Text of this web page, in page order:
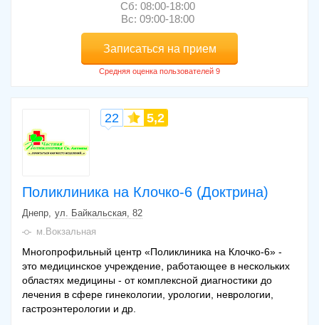
Сб: 08:00-18:00
Вс: 09:00-18:00
Записаться на прием
Поликлиника на Клочко-6 (Доктрина)
22 5,2
Днепр ул. Байкальская, 82
м.Вокзальная
Многопрофильный центр «Поликлиника на Клочко-6» -
это медицинское учреждение, работающее в нескольких
областях медицины - от комплексной диагностики до
лечения в сфере гинекологии, урологии, неврологии,
гастроэнтерологии и др.